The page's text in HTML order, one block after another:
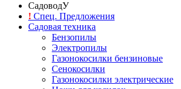
СадоводУ
! Спец. Предложения
Садовая техника
Бензопилы
Электропилы
Газонокосилки бензиновые
Сенокосилки
Газонокосилки электрические